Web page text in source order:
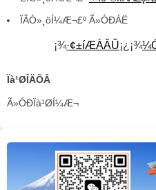
ÏÂÒ»¸öÍ¼Æ¬£º Ã»ÓÐÁË
¡¾·¢±íÆÀÂÛ¡¿¡¾
Ïà¹ØÎÄÕÂ
Ã»ÓÐÏà¹ØÍ¼Æ¬